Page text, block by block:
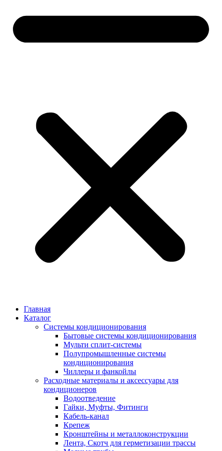
Главная
Каталог
Системы кондиционирования
Бытовые системы кондиционирования
Мульти сплит-системы
Полупромышленные системы
кондиционирования
Чиллеры и фанкойлы
Расходные материалы и аксессуары для
кондиционеров
Водоотведение
Гайки, Муфты, Фитинги
Кабель-канал
Крепеж
Кронштейны и металлоконструкции
Лента, Скотч для герметизации трассы